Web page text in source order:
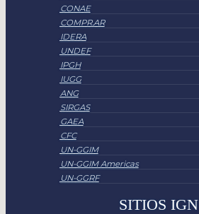
CONAE
COMPR.AR
IDERA
UNDEF
IPGH
IUGG
ANG
SIRGAS
GAEA
CFC
UN-GGIM
UN-GGIM Americas
UN-GGRF
SITIOS IGN